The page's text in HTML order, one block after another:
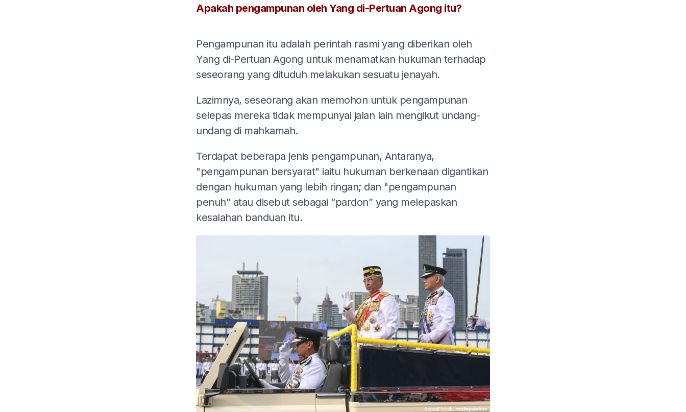
Apakah pengampunan oleh Yang di-Pertuan Agong itu?
Pengampunan itu adalah perintah rasmi yang diberikan oleh
Yang di-Pertuan Agong untuk menamatkan hukuman terhadap
seseorang yang dituduh melakukan sesuatu jenayah.
Lazimnya, seseorang akan memohon untuk pengampunan
selepas mereka tidak mempunyai jalan lain mengikut undang-
undang di mahkamah.
Terdapat beberapa jenis pengampunan, Antaranya,
"pengampunan bersyarat" iaitu hukuman berkenaan digantikan
dengan hukuman yang lebih ringan; dan "pengampunan
penuh" atau disebut sebagai “pardon” yang melepaskan
kesalahan banduan itu.